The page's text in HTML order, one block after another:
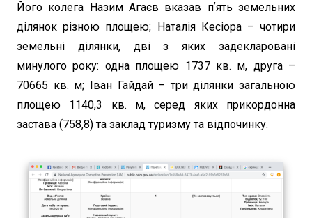
Його колега Назим Агаєв вказав пʼять земельних
ділянок різною площею; Наталія Кесіора – чотири
земельні ділянки, дві з яких задекларовані
минулого року: одна площею 1737 кв. м, друга –
70665 кв. м; Іван Гайдай – три ділянки загальною
площею 1140,3 кв. м, серед яких прикордонна
застава (758,8) та заклад туризму та відпочинку.